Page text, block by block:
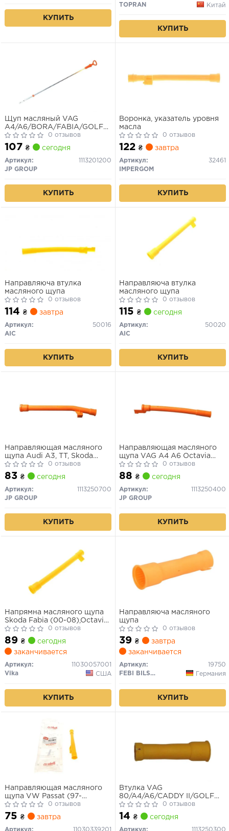
КУПИТЬ
TOPRAN Китай
КУПИТЬ
Щуп масляный VAG
A4/A6/BORA/FABIA/GOLF
IV/OCTAVIA/PASSAT/SUPERB
-01
0 отзывов
107 ₴ сегодня
Артикул:
1113201200
JP GROUP
КУПИТЬ
Воронка, указатель уровня
масла
0 отзывов
122 ₴ завтра
Артикул:
32461
IMPERGOM
КУПИТЬ
Направляюча втулка
масляного щупа
0 отзывов
114 ₴ завтра
Артикул:
50016
AIC
КУПИТЬ
Направляюча втулка
масляного щупа
0 отзывов
115 ₴ сегодня
Артикул:
50020
AIC
КУПИТЬ
Направляющая масляного
щупа Audi A3, TT, Skoda
Octavia, VW Bora, Golf IV 1.8
0 отзывов
83 ₴ сегодня
Артикул:
1113250700
JP GROUP
КУПИТЬ
Направляющая масляного
щупа VAG A4 A6 Octavia
Golf Passat 1.9 TDI/SDI 95-
0 отзывов
88 ₴ сегодня
Артикул:
1113250400
JP GROUP
КУПИТЬ
Напрямна масляного щупа
Skoda Fabia (00-08),Octavia
(97-13)/VW Jetta
(06-),Passat (06-11),Polo (02-
10)/Audi A3 (97-13)
(11030057001) VIKA
0 отзывов
89 ₴
сегодня
заканчивается
Артикул:
11030057001
Vika
США
КУПИТЬ
Направляюча масляного
щупа
0 отзывов
39 ₴
завтра
заканчивается
Артикул:
19750
FEBI BILSTEIN
Германия
КУПИТЬ
Направляющая масляного
щупа VW Passat (97-
00)/Audi A4 (99-01),A6 (98-
01) (11030339201) VIKA
0 отзывов
75 ₴ завтра
Артикул:
11030339201
Втулка VAG
80/A4/A6/CADDY II/GOLF
III/PASSAT масл.щупа
0 отзывов
14 ₴ сегодня
Артикул:
1113250300